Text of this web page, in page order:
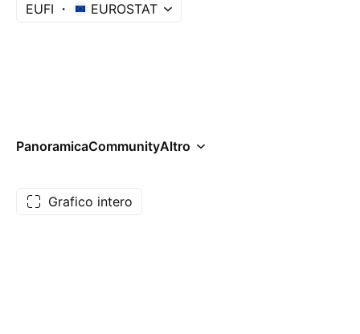
EUFI EUROSTAT
PanoramicaCommunityAltro
Grafico intero